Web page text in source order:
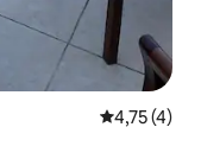
4,75 de
4,75 (4)